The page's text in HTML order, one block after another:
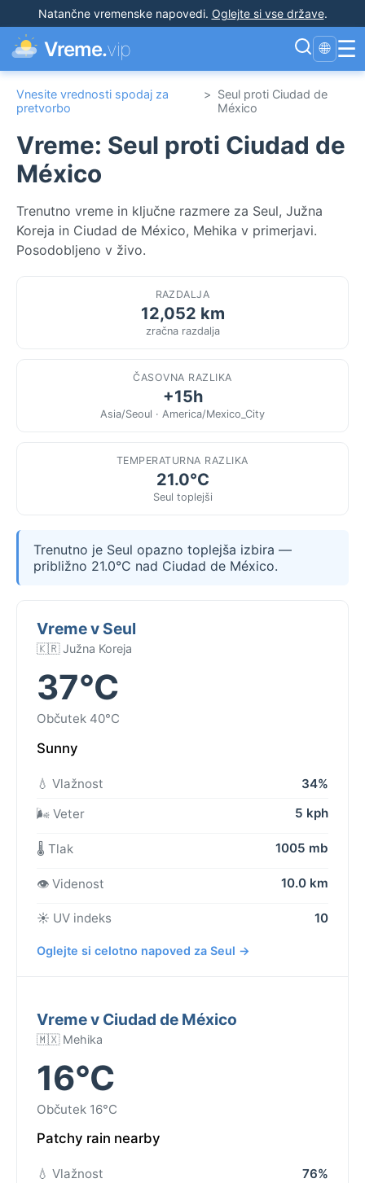
Natančne vremenske napovedi. Oglejte si vse države.
Vreme.vip 🌐 ☰
Vnesite vrednosti spodaj za
pretvorbo
> Seul proti Ciudad de
México
Vreme: Seul proti Ciudad de
México
Trenutno vreme in ključne razmere za Seul, Južna
Koreja in Ciudad de México, Mehika v primerjavi.
Posodobljeno v živo.
RAZDALJA
12,052 km
zračna razdalja
ČASOVNA RAZLIKA
+15h
Asia/Seoul · America/Mexico_City
TEMPERATURNA RAZLIKA
21.0°C
Seul toplejši
Trenutno je Seul opazno toplejša izbira —
približno 21.0°C nad Ciudad de México.
Vreme v Seul
🇰🇷 Južna Koreja
37°C
Občutek 40°C
Sunny
💧 Vlažnost
34%
🌬️ Veter
5 kph
🌡️ Tlak 1005 mb
👁️ Videnost 10.0 km
☀️ UV indeks 10
Oglejte si celotno napoved za Seul →
Vreme v Ciudad de México
🇲🇽 Mehika
16°C
Občutek 16°C
Patchy rain nearby
💧 Vlažnost
76%